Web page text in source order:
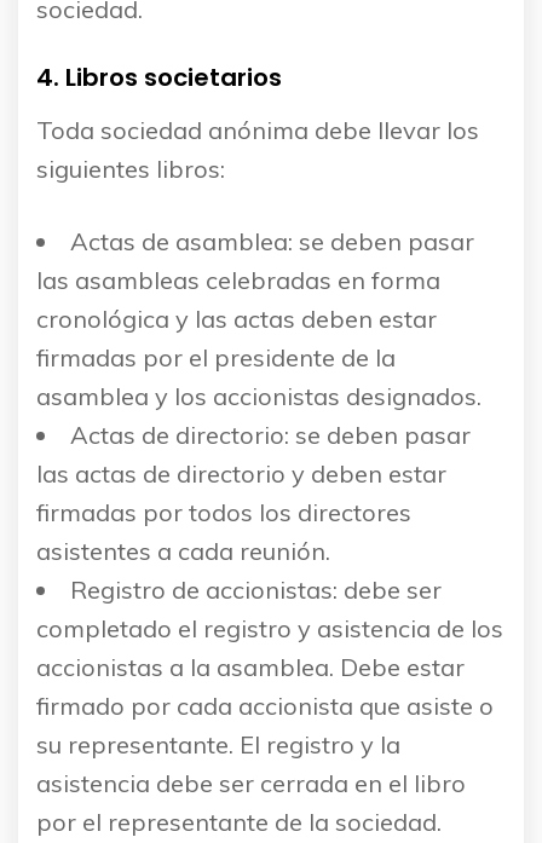
sociedad.
4. Libros societarios
Toda sociedad anónima debe llevar los
siguientes libros:
Actas de asamblea: se deben pasar
las asambleas celebradas en forma
cronológica y las actas deben estar
firmadas por el presidente de la
asamblea y los accionistas designados.
Actas de directorio: se deben pasar
las actas de directorio y deben estar
firmadas por todos los directores
asistentes a cada reunión.
Registro de accionistas: debe ser
completado el registro y asistencia de los
accionistas a la asamblea. Debe estar
firmado por cada accionista que asiste o
su representante. El registro y la
asistencia debe ser cerrada en el libro
por el representante de la sociedad.